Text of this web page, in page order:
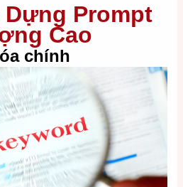
Dựng Prompt
Cao
chính